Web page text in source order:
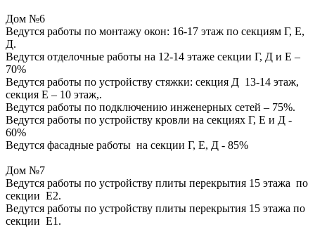
Дом №6
Ведутся работы по монтажу окон: 16-17 этаж по секциям Г, Е,
Д.
Ведутся отделочные работы на 12-14 этаже секции Г, Д и Е –
70%
Ведутся работы по устройству стяжки: секция Д 13-14 этаж,
секция Е – 10 этаж,.
Ведутся работы по подключению инженерных сетей – 75%.
Ведутся работы по устройству кровли на секциях Г, Е и Д -
60%
Ведутся фасадные работы на секции Г, Е, Д - 85%
Дом №7
Ведутся работы по устройству плиты перекрытия 15 этажа по
секции Е2.
Ведутся работы по устройству плиты перекрытия 15 этажа по
секции Е1.